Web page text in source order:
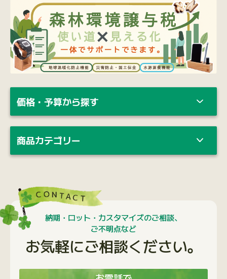
商品カテゴリー
納期・ロット・カスタマイズのご相談、
ご不明点など
お気軽にご相談ください。
携帯電話の方はこちらから
03-6453-0650
受付時間：月〜金 9：00〜18：00
メールで